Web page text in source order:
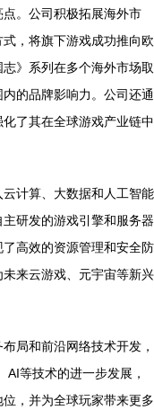
。公司积极拓展海外市
，将旗下游戏成功推向欧
》系列在多个海外市场取
的品牌影响力。公司还通
了其在全球游戏产业链中
计算、大数据和人工智能
研发的游戏引擎和服务器
高效的资源管理和安全防
来云游戏、元宇宙等新兴
局和前沿网络技术开发，
等技术的进一步发展，
，并为全球玩家带来更多